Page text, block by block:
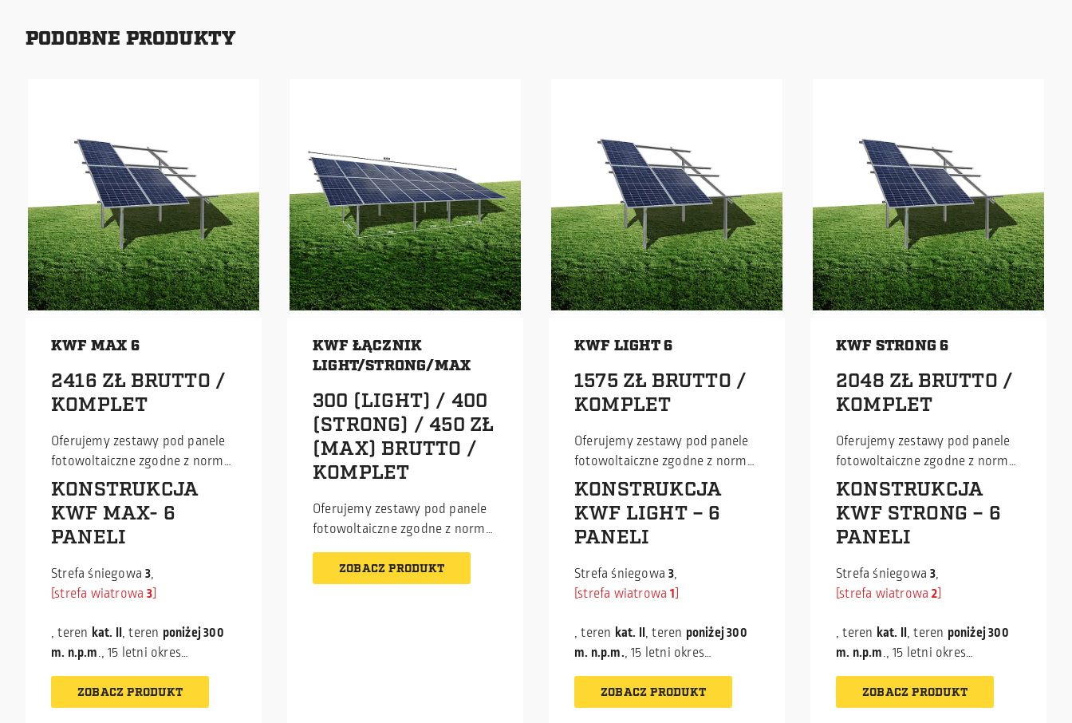
PODOBNE PRODUKTY
KWF MAX 6
2416 ZŁ BRUTTO /
KOMPLET
Oferujemy zestawy pod panele
fotowoltaiczne zgodne z normą
EN 1090-1, posiadające znak CE,
w konkurencyjnej cenie. Jako
producent profili zimnogiętych
(C, Z) jesteśmy w stanie
samodzielnego montażu w
najlepszej cenie na rynku.
osobistego lub wysyłki
kurierem. W zestawie znajdują
się niezbędne profile C oraz
śruby montażowe.
KONSTRUKCJA
KWF MAX- 6
PANELI
Strefa śniegowa3,
strefa wiatrowa3
, teren kat. II, teren poniżej 300
m. n.p.m., 15 letni okres
eksploatacji. Dwie metody
kotwienia – wbijanie i
betonowanie.
ZOBACZ PRODUKT
KWF ŁĄCZNIK
LIGHT/STRONG/MAX
300 (LIGHT) / 400
(STRONG) / 450 ZŁ
(MAX) BRUTTO /
KOMPLET
Oferujemy zestawy pod panele
fotowoltaiczne zgodne z normą
EN 1090-1, posiadające znak CE,
w konkurencyjnej cenie. Jako
producent profili zimnogiętych
ZOBACZ PRODUKT
KWF LIGHT 6
1575 ZŁ BRUTTO /
KOMPLET
Oferujemy zestawy pod panele
fotowoltaiczne zgodne z normą
EN 1090-1, posiadające znak CE,
w konkurencyjnej cenie. Jako
producent profili zimnogiętych
(C, Z) jesteśmy w stanie
samodzielnego montażu w
najlepszej cenie na rynku.
osobistego lub wysyłki
kurierem. W zestawie znajdują
się niezbędne profile C oraz
śruby montażowe.
KONSTRUKCJA
KWF LIGHT – 6
PANELI
Strefa śniegowa3,
strefa wiatrowa1
, teren kat. II, teren poniżej 300
m. n.p.m., 15 letni okres
eksploatacji. Dwie metody
kotwienia – wbijanie i
betonowanie.
ZOBACZ PRODUKT
KWF STRONG 6
2048 ZŁ BRUTTO /
KOMPLET
Oferujemy zestawy pod panele
fotowoltaiczne zgodne z normą
EN 1090-1, posiadające znak CE,
w konkurencyjnej cenie. Jako
producent profili zimnogiętych
(C, Z) jesteśmy w stanie
samodzielnego montażu w
najlepszej cenie na rynku.
osobistego lub wysyłki
kurierem. W zestawie znajdują
się niezbędne profile C oraz
śruby montażowe.
KONSTRUKCJA
KWF STRONG – 6
PANELI
Strefa śniegowa3,
strefa wiatrowa2
, teren kat. II, teren poniżej 300
m. n.p.m., 15 letni okres
eksploatacji. Dwie metody
kotwienia – wbijanie i
betonowanie.
ZOBACZ PRODUKT